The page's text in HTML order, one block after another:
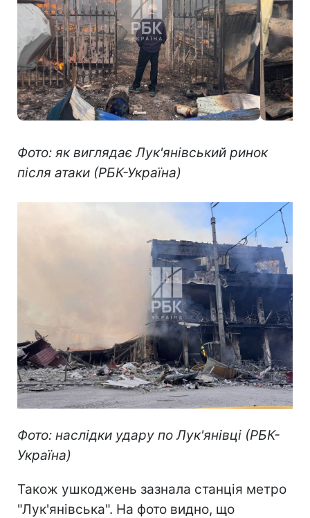
Фото: як виглядає Лук'янівський ринок
після атаки (РБК-Україна)
Фото: наслідки удару по Лук'янівці (РБК-
Україна)
Також ушкоджень зазнала станція метро
"Лук'янівська". На фото видно, що